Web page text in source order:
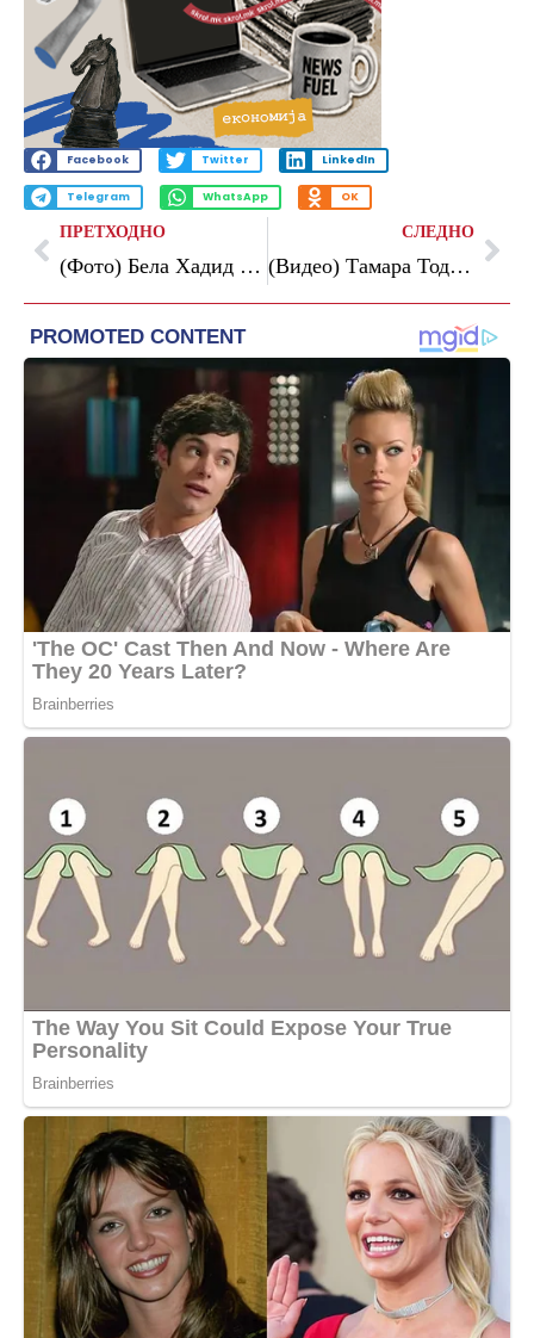
Facebook Twitter LinkedIn
Telegram WhatsApp OK
ПРЕТХОДНО
(Фото) Бела Хадид ги покажа најмодерните костими за капење за летото – тие веќе се распродаваат
СЛЕДНО
(Видео) Тамара Тодевска го објави првиот сингл „Драма квин“ од визуелниот албум „Кукла жива“